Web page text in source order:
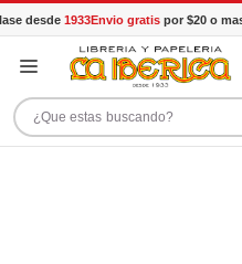
desde1933Envio gratispor $20 o mas
Buscar productos